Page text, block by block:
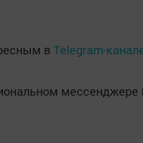
в Telegram-
мессенджере